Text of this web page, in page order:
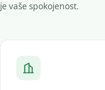
je vaše spokojenost.